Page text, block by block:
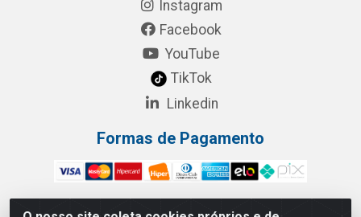
Instagram
Facebook
YouTube
TikTok
Linkedin
Formas de Pagamento